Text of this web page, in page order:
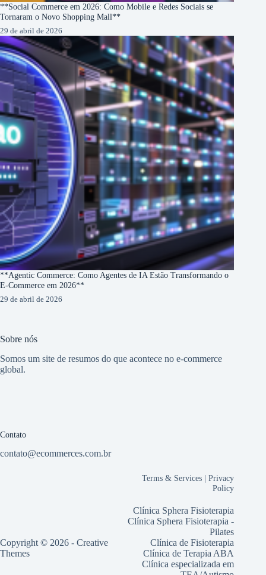
**Social Commerce em 2026: Como Mobile e Redes Sociais se
Tornaram o Novo Shopping Mall**
29 de abril de 2026
**Agentic Commerce: Como Agentes de IA Estão Transformando o
E-Commerce em 2026**
29 de abril de 2026
Sobre nós
Somos um site de resumos do que acontece no e-commerce
global.
Contato
contato@ecommerces.com.br
Copyright © 2026 - Creative
Themes
Terms & Services |Privacy
Policy
Clínica Sphera Fisioterapia
Clínica Sphera Fisioterapia -
Pilates
Clínica de Fisioterapia
Clínica de Terapia ABA
Clínica especializada em